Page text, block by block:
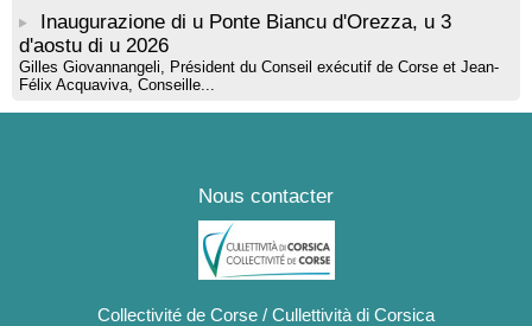
Inaugurazione di u Ponte Biancu d'Orezza, u 3
d'aostu di u 2026
Gilles Giovannangeli, Président du Conseil exécutif de Corse et Jean-
Félix Acquaviva, Conseille...
Nous contacter
Collectivité de Corse / Cullettività di Corsica